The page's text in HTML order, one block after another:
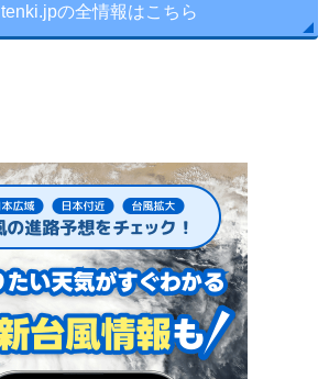
tenki.jpの全情報はこちら